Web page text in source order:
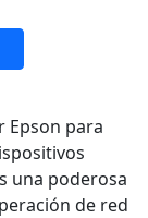
Epson para
una poderosa
de red